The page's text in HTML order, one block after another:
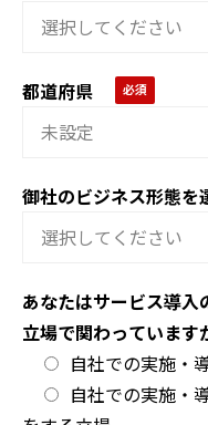
都道府県
御社のビジネス形態を
あなたはサービス導
立場で関わっています
自社での実施・
自社での実施・